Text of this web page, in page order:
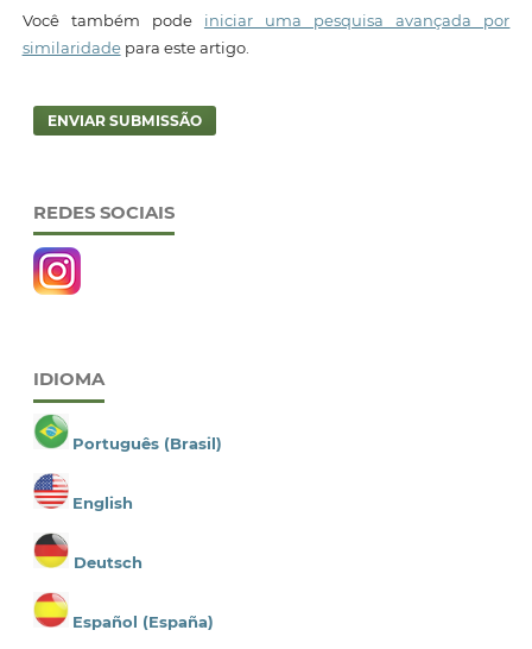
Você também pode iniciar uma pesquisa avançada por
similaridadepara este artigo.
ENVIAR SUBMISSÃO
REDES SOCIAIS
IDIOMA
Português (Brasil)
English
Deutsch
Español (España)